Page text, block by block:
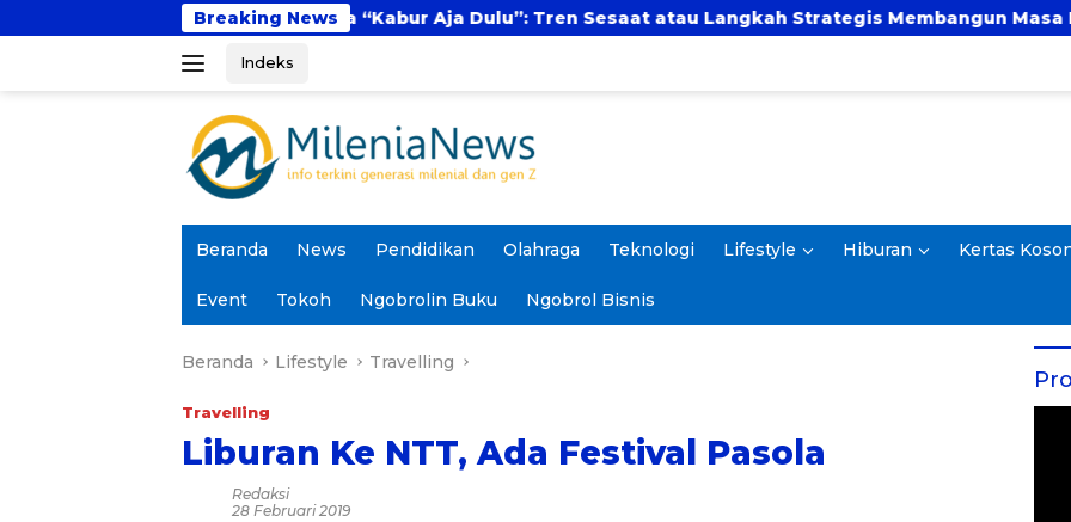
ke
Breaking News
Fenomena “Kabur Aja Dulu”: Tren Sesaat atau Langkah Strategis Membangun Masa Depan?
Indeks
Beranda News Pendidikan Olahraga Teknologi Lifestyle Hiburan Kertas
Event Tokoh Ngobrolin Buku Ngobrol Bisnis
Beranda Lifestyle Travelling
Travelling
Liburan Ke NTT, Ada Festival Pasola
Redaksi
28 Februari 2019